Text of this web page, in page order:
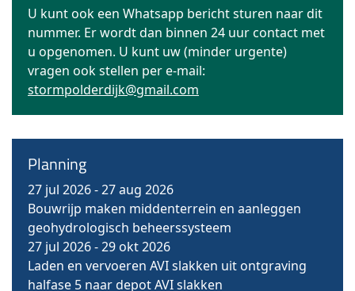
U kunt ook een Whatsapp bericht sturen naar dit
nummer. Er wordt dan binnen 24 uur contact met
u opgenomen. U kunt uw (minder urgente)
vragen ook stellen per e-mail:
stormpolderdijk@gmail.com
Planning
27 jul 2026-27 aug 2026
Bouwrijp maken middenterrein en aanleggen
geohydrologisch beheerssysteem
27 jul 2026-29 okt 2026
Laden en vervoeren AVI slakken uit ontgraving
halfase 5 naar depot AVI slakken